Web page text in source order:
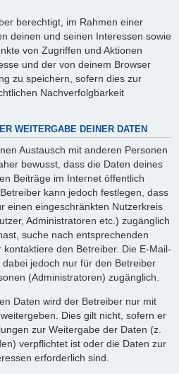
berechtigt, im Rahmen einer
deinen und seinen Interessen sowie
von Zugriffen und Aktionen
und der von deinem Browser
zu speichern, sofern dies zur
Nachverfolgbarkeit
WEITERGABE DEINER DATEN
Austausch mit anderen Personen
bewusst, dass die Daten deines
Beiträge im Internet öffentlich
kann jedoch festlegen, dass
einen eingeschränkten Nutzerkreis
Administratoren etc.) zugänglich
suche nach entsprechenden
den Betreiber. Die E-Mail-
jedoch nur für den Betreiber
(Administratoren) zugänglich.
Daten wird der Betreiber nur mit
Dies gilt nicht, sofern er
zur Weitergabe der Daten (z.
verpflichtet ist oder die Daten zur
erforderlich sind.